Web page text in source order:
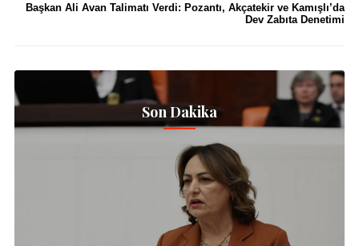
Başkan Ali Avan Talimatı Verdi: Pozantı, Akçatekir ve Kamışlı’da
Dev Zabıta Denetimi
Son Dakika